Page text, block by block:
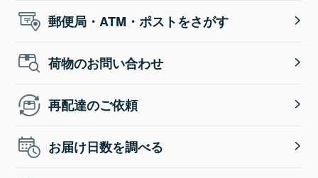
郵便局・ATM・ポストをさがす
荷物のお問い合わせ
再配達のご依頼
お届け日数を調べる